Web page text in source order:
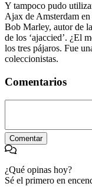
Y tampoco pudo
Ajax de Amsterdam
Bob Marley, autor de
de los ‘ajaccied’. ¿El
los tres pájaros. Fue
coleccionistas.
Comentarios
Comentar
¿Qué opinas hoy?
Sé el primero en